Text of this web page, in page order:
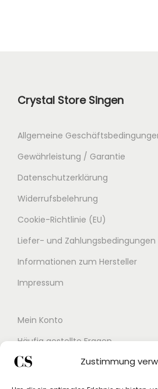
Zustimmung
Crystal Store Singen
Allgemeine
Gewährleistung / Garantie
Datenschutzerklärung
Widerrufsbelehrung
Cookie-Richtlinie (EU)
Liefer- und Zahlungsbedingungen
Informationen zum Hersteller
Impressum
Mein Konto
Häufig gestellte Fragen
Kontakt